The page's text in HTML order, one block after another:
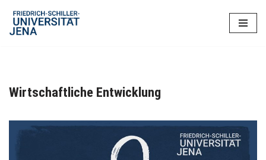
Zum
Wirtschaftliche Entwicklung